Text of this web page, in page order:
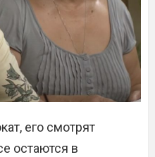
его смотрят
остаются в